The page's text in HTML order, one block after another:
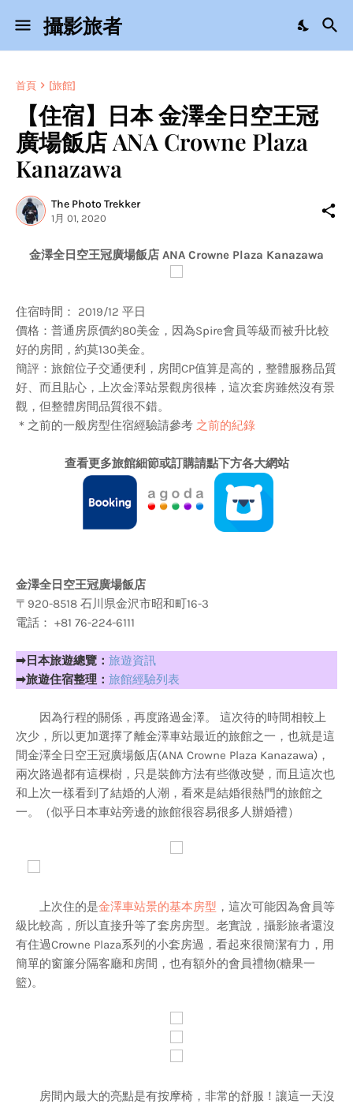
攝影旅者
首頁 [旅館]
【住宿】日本 金澤全日空王冠
廣場飯店 ANA Crowne Plaza
Kanazawa
The Photo Trekker
1月 01, 2020
金澤全日空王冠廣場飯店 ANA Crowne Plaza Kanazawa
住宿時間： 2019/12 平日
價格：普通房原價約80美金，因為Spire會員等級而被升比較
好的房間，約莫130美金。
簡評：旅館位子交通便利，房間CP值算是高的，整體服務品質
好、而且貼心，上次金澤站景觀房很棒，這次套房雖然沒有景
觀，但整體房間品質很不錯。
＊之前的一般房型住宿經驗請參考 之前的紀錄
查看更多旅館細節或訂購請點下方各大網站
金澤全日空王冠廣場飯店
〒920-8518 石川県金沢市昭和町16-3
電話： +81 76-224-6111
➡ 日本旅遊總覽： 旅遊資訊
➡旅遊住宿整理： 旅館經驗列表
因為行程的關係，再度路過金澤。 這次待的時間相較上
次少，所以更加選擇了離金澤車站最近的旅館之一，也就是這
間金澤全日空王冠廣場飯店(ANA Crowne Plaza Kanazawa)，
兩次路過都有這棵樹，只是裝飾方法有些微改變，而且這次也
和上次一樣看到了結婚的人潮，看來是結婚很熱門的旅館之
一。（似乎日本車站旁邊的旅館很容易很多人辦婚禮）
上次住的是金澤車站景的基本房型 ，這次可能因為會員等
級比較高，所以直接升等了套房房型。老實說，攝影旅者還沒
有住過Crowne Plaza系列的小套房過，看起來很簡潔有力，用
簡單的窗簾分隔客廳和房間，也有額外的會員禮物(糖果一
籃)。
房間內最大的亮點是有按摩椅，非常的舒服！讓這一天沒